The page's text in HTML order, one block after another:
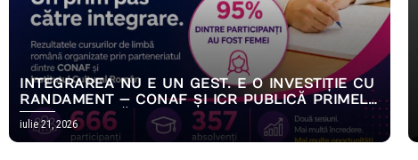
INTEGRAREA NU E UN GEST. E O INVESTIȚIE CU
RANDAMENT — CONAF ȘI ICR PUBLICĂ PRIMELE
REZULTATE MĂSURABILE ALE PROGRAMULUI
EMPOWERING HOPE
iulie 21, 2026